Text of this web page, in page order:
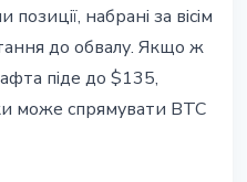
набрані за вісім
до обвалу. Якщо ж
піде до $135,
може спрямувати BTC